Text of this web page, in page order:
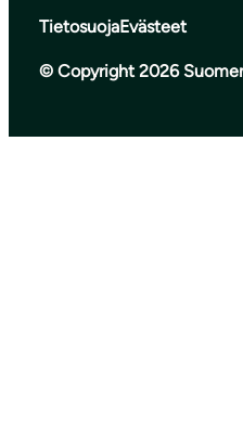
TietosuojaEvästeet
© Copyright 2026